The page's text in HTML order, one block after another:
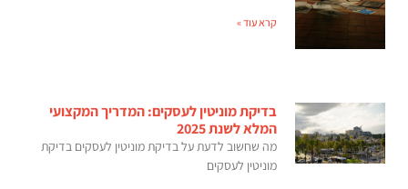
קרא עוד »
בדיקת מוניטין לעסקים: המדריך המקצועי
המלא לשנת 2025
מה שחשוב לדעת על בדיקת מוניטין לעסקים בדיקת
מוניטין לעסקים